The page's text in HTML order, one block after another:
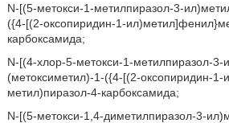
N-[(5-метокси-1-метилпиразол-3-
({4-[(2-оксопиридин-1-
карбоксамида;
N-[(4-хлор-5-метокси-1-метилпиразол-3-
(метоксиметил)-1-({4-[(2-оксопиридин-
метил)пиразол-4-карбоксамида;
N-[(5-метокси-1,4-диметилпиразол-3-